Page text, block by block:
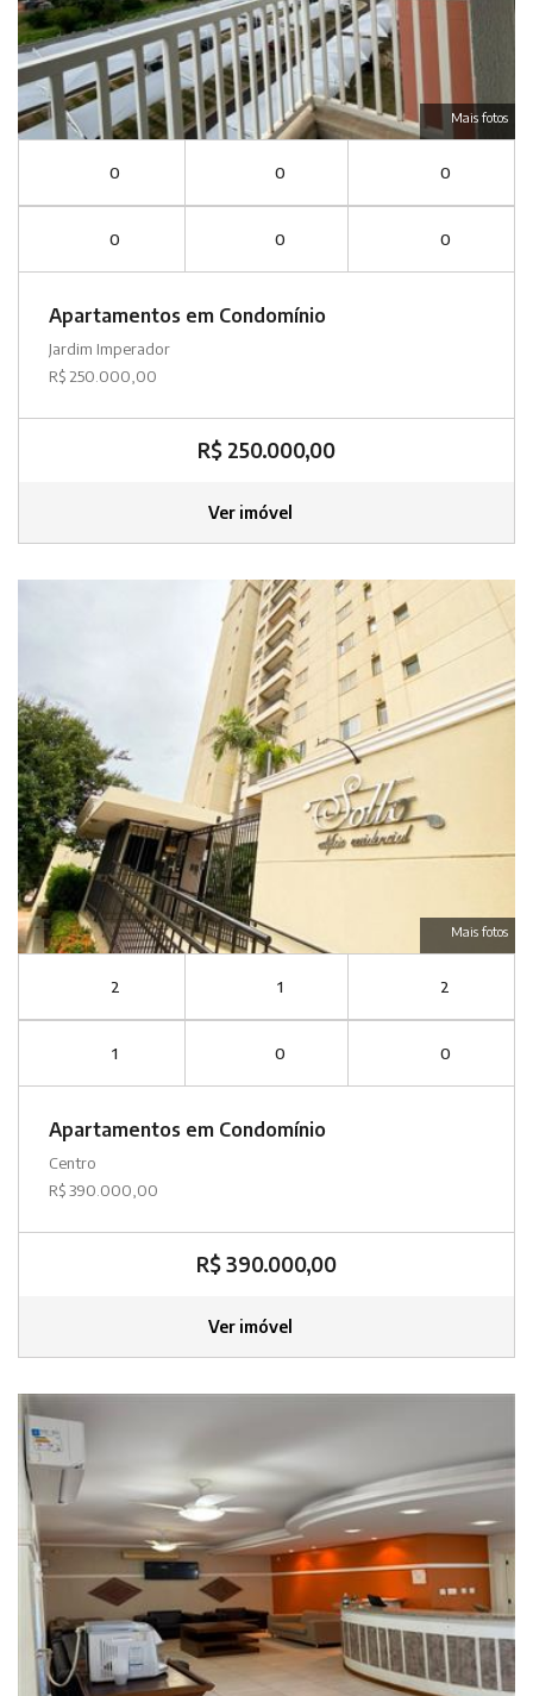
Mais fotos
0 0 0
0 0 0
Apartamentos em Condomínio
Jardim Imperador
R$ 250.000,00
R$ 250.000,00
Ver imóvel
Mais fotos
2 1 2
1 0 0
Apartamentos em Condomínio
Centro
R$ 390.000,00
R$ 390.000,00
Ver imóvel